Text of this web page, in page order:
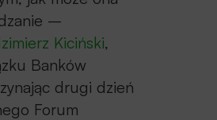
–
Kiciński,
Banków
drugi dzień
Forum